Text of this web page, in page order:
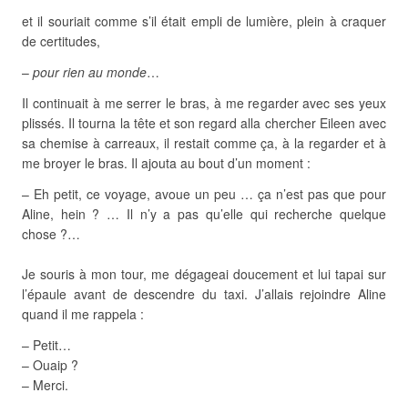
et il souriait comme s’il était empli de lumière, plein à craquer
de certitudes,
– pour rien au monde…
Il continuait à me serrer le bras, à me regarder avec ses yeux
plissés. Il tourna la tête et son regard alla chercher Eileen avec
sa chemise à carreaux, il restait comme ça, à la regarder et à
me broyer le bras. Il ajouta au bout d’un moment :
– Eh petit, ce voyage, avoue un peu … ça n’est pas que pour
Aline, hein ? … Il n’y a pas qu’elle qui recherche quelque
chose ?…
Je souris à mon tour, me dégageai doucement et lui tapai sur
l’épaule avant de descendre du taxi. J’allais rejoindre Aline
quand il me rappela :
– Petit…
– Ouaip ?
– Merci.